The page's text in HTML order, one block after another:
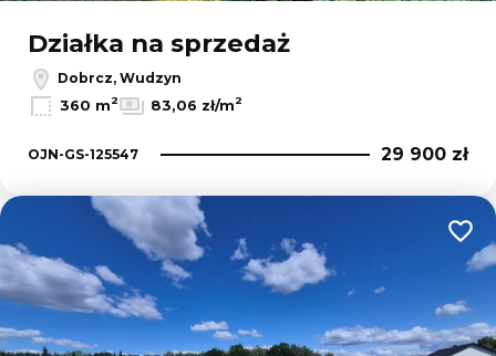
Działka na sprzedaż
Dobrcz, Wudzyn
360 m2 83,06 zł/m2
OJN-GS-125547 29 900 zł